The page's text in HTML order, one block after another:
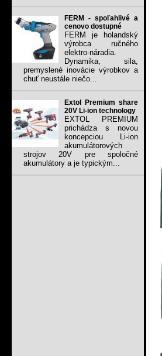
FERM - spoľahlivé a
cenovo dostupné
FERM je holandský
výrobca ručného
elektro-náradia.
Dynamika, sila,
premyslené inovácie výrobkov a
chuť neustále niečo...
Extol Premium share
20V Li-ion technology
EXTOL PREMIUM
prichádza s novou
koncepciou Li-ion
akumulátorových
strojov 20V pre spoločné
akumulátory a je typickým...